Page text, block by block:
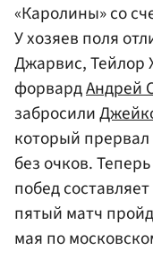
«Каролины» со
У хозяев поля
Джарвис, Тейлор
форвардАндрей
забросили
который
без очков.
побед
пятый матч
мая по